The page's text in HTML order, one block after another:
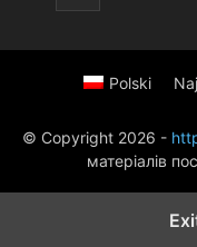
Polski
© Copyright 2026 -
матеріалів